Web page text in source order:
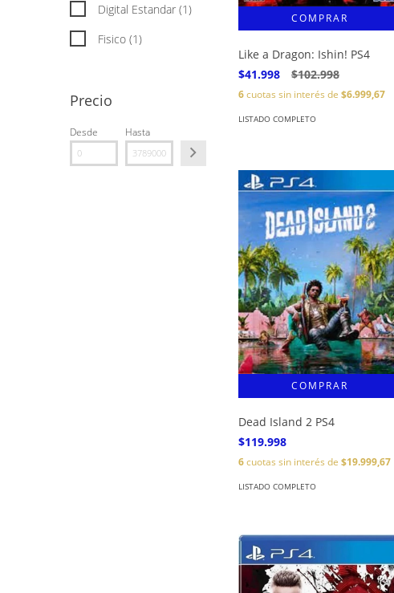
Digital Estandar (1)
Fisico (1)
Precio
Desde Hasta
Like a Dragon: Ishin! PS4
$41.998
$102.998
6cuotas sin interés de $6.999,67
LISTADO COMPLETO
Dead Island 2 PS4
$119.998
6cuotas sin interés de $19.999,67
LISTADO COMPLETO